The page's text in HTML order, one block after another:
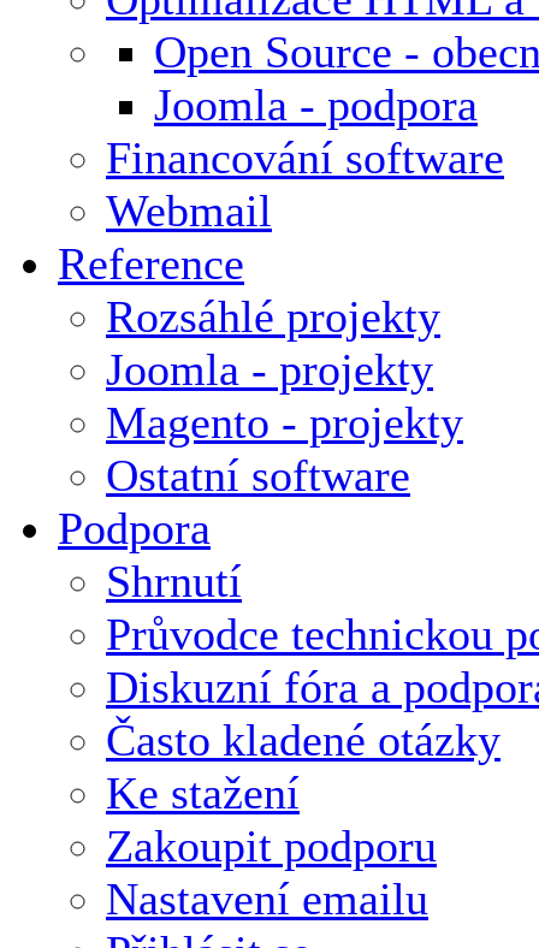
Open Source -
Joomla - podpora
Financování software
Webmail
Reference
Rozsáhlé projekty
Joomla - projekty
Magento - projekty
Ostatní software
Podpora
Shrnutí
Průvodce technickou
Diskuzní fóra a
Často kladené otázky
Ke stažení
Zakoupit podporu
Nastavení emailu